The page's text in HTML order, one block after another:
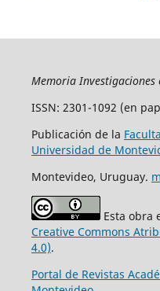
Memoria Investigaciones
ISSN: 2301-1092 (en
Publicación de la
Universidad de
Montevideo, Uruguay.
Esta obra
Creative Commons
4.0).
Portal de Revistas